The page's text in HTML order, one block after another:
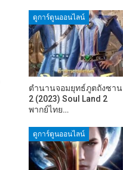
ดูการ์ตูนออนไลน์
ตำนานจอมยุทธ์ภูตถังซาน
2 (2023) Soul Land 2
พากย์ไทย…
ดูการ์ตูนออนไลน์